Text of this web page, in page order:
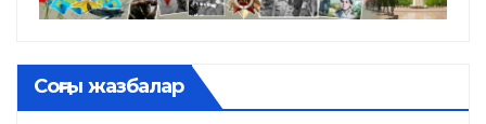
Соңғы жазбалар